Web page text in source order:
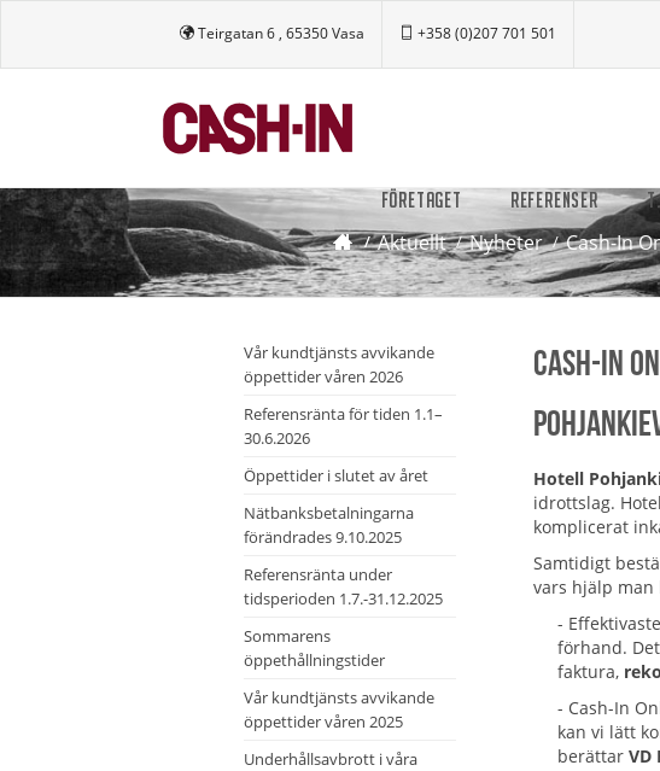
Teirgatan 6 , 65350 Vasa +358 (0)207 701 501
FÖRETAGET REFERENSER
Aktuellt Nyheter Cash-In
Vår kundtjänsts avvikande
öppettider våren 2026
Referensränta för tiden 1.1–
30.6.2026
Öppettider i slutet av året
Nätbanksbetalningarna
förändrades 9.10.2025
Referensränta under
tidsperioden 1.7.-31.12.2025
Sommarens
öppethållningstider
Vår kundtjänsts avvikande
öppettider våren 2025
Underhållsavbrott i våra
Cash-In
Hotell
idrottslag.
komplicerat
Samtidigt
vars hjälp man
-
förhand.
faktura,
- Cash-In
kan vi lätt
berättar VD